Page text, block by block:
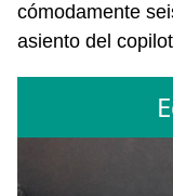
cómodamente
asiento del